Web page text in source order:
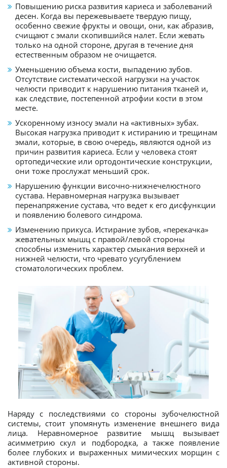
Повышению риска развития кариеса и заболеваний
десен. Когда вы пережевываете твердую пищу,
особенно свежие фрукты и овощи, они, как абразив,
счищают с эмали скопившийся налет. Если жевать
только на одной стороне, другая в течение дня
естественным образом не очищается.
Уменьшению объема кости, выпадению зубов.
Отсутствие систематической нагрузки на участок
челюсти приводит к нарушению питания тканей и,
как следствие, постепенной атрофии кости в этом
месте.
Ускоренному износу эмали на «активных» зубах.
Высокая нагрузка приводит к истиранию и трещинам
эмали, которые, в свою очередь, являются одной из
причин развития кариеса. Если у человека стоят
ортопедические или ортодонтические конструкции,
они тоже прослужат меньший срок.
Нарушению функции височно-нижнечелюстного
сустава. Неравномерная нагрузка вызывает
перенапряжение сустава, что ведет к его дисфункции
и появлению болевого синдрома.
Изменению прикуса. Истирание зубов, «перекачка»
жевательных мышц с правой/левой стороны
способны изменить характер смыкания верхней и
нижней челюсти, что чревато усугублением
стоматологических проблем.
Наряду с последствиями со стороны зубочелюстной
системы, стоит упомянуть изменение внешнего вида
лица. Неравномерное развитие мышц вызывает
асимметрию скул и подбородка, а также появление
более глубоких и выраженных мимических морщин с
активной стороны.